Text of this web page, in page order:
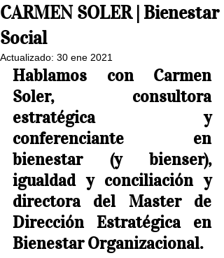
CARMEN SOLER | Bienestar
Social
Actualizado: 30 ene 2021
Hablamos con Carmen
Soler, consultora
estratégica y
conferenciante en
bienestar (y bienser),
igualdad y conciliación y
directora del Master de
Dirección Estratégica en
Bienestar Organizacional.